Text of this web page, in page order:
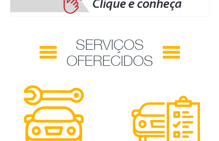
SERVIÇOS
OFERECIDOS